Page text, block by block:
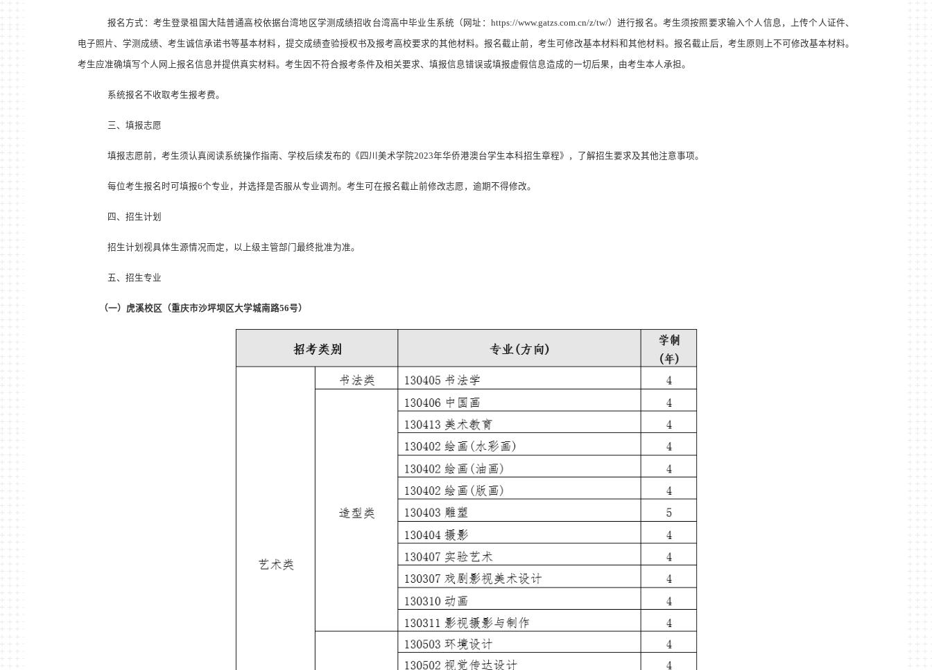
报名方式：考生登录祖国大陆普通高校依据台湾地区学测成绩招收台湾高中毕业生系统（网址： https://www.gatzs.com.cn/z/tw/）进行报名。考生须按照要求输入个人信息，上传个人证件、
电子照片、学测成绩、考生诚信承诺书等基本材料，提交成绩查验授权书及报考高校要求的其他材料。报名截止前，考生可修改基本材料和其他材料。报名截止后，考生原则上不可修改基本材料。
考生应准确填写个人网上报名信息并提供真实材料。考生因不符合报考条件及相关要求、填报信息错误或填报虚假信息造成的一切后果，由考生本人承担。
系统报名不收取考生报考费。
三、填报志愿
填报志愿前，考生须认真阅读系统操作指南、学校后续发布的《四川美术学院2023年华侨港澳台学生本科招生章程》，了解招生要求及其他注意事项。
每位考生报名时可填报6个专业，并选择是否服从专业调剂。考生可在报名截止前修改志愿，逾期不得修改。
四、招生计划
招生计划视具体生源情况而定，以上级主管部门最终批准为准。
五、招生专业
（一）虎溪校区（重庆市沙坪坝区大学城南路56号）